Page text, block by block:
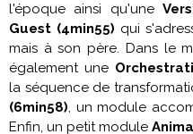
l'époque ainsi qu'une
Guest (4min55) qui
mais à son père. Dans le
également une
la séquence de
(6min58), un module
Enfin, un petit module